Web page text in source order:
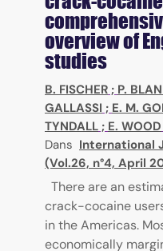
overview of
studies
B. FISCHER ; P.
GALLASSI ; E. M.
TYNDALL ; E. WOOD
Dans International
(Vol.26, n°4, April
There are an
crack-cocaine
in the Americas.
economically